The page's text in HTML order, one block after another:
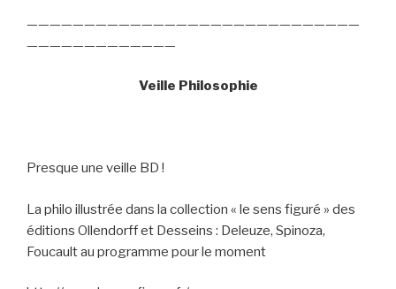
—————————————————————————————
—————————————
Veille Philosophie
Presque une veille BD !
La philo illustrée dans la collection « le sens figuré » des
éditions Ollendorff et Desseins : Deleuze, Spinoza,
Foucault au programme pour le moment